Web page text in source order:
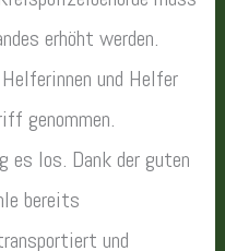
erhöht werden.
und Helfer
genommen.
es los. Dank der guten
bereits
und